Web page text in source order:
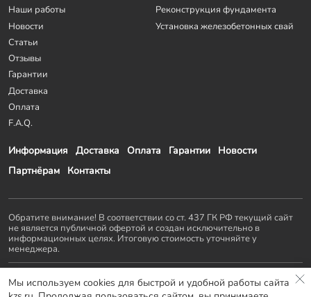
Информация Доставка Оплата Гарантии
Новости
Партнёрам
Контакты
Наши работы
Новости
Статьи
Отзывы
Гарантии
Доставка
Оплата
F.A.Q.
Реконструкция фундамента
Установка железобетонных свай
Обратите внимание! В соответствии со ст. 437 ГК РФ текущий сайт
не является публичной офертой и создан исключительно в
информационных целях. Итоговую стоимость уточняйте у
менеджера.
Остальные проекты KZS GROUP
Домостроение
Заборы и ворота Септики Террасы
Мы используем cookies для быстрой и удобной работы сайта